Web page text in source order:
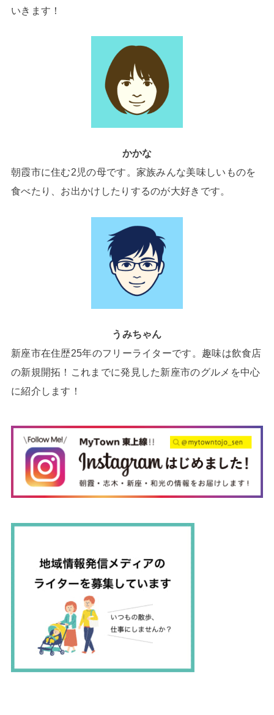
いきます！
かかな
朝霞市に住む2児の母です。家族みんな美味しいものを
食べたり、お出かけしたりするのが大好きです。
うみちゃん
新座市在住歴25年のフリーライターです。趣味は飲食店
の新規開拓！これまでに発見した新座市のグルメを中心
に紹介します！